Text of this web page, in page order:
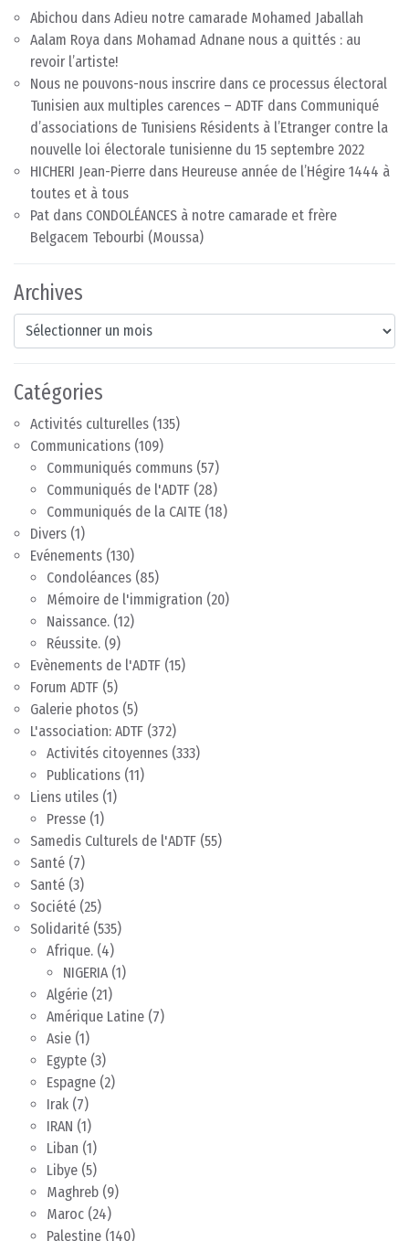
Abichou dans Adieu notre camarade Mohamed Jaballah
Aalam Roya dans Mohamad Adnane nous a quittés : au
revoir l’artiste!
Nous ne pouvons-nous inscrire dans ce processus électoral
Tunisien aux multiples carences – ADTF dans Communiqué
d’associations de Tunisiens Résidents à l’Etranger contre la
nouvelle loi électorale tunisienne du 15 septembre 2022
HICHERI Jean-Pierre dans Heureuse année de l’Hégire 1444 à
toutes et à tous
Pat dans CONDOLÉANCES à notre camarade et frère
Belgacem Tebourbi (Moussa)
Archives
Archives
Catégories
Activités culturelles (135)
Communications (109)
Communiqués communs (57)
Communiqués de l'ADTF (28)
Communiqués de la CAITE (18)
Divers (1)
Evénements (130)
Condoléances (85)
Mémoire de l'immigration (20)
Naissance. (12)
Réussite. (9)
Evènements de l'ADTF (15)
Forum ADTF (5)
Galerie photos (5)
L'association: ADTF (372)
Activités citoyennes (333)
Publications (11)
Liens utiles (1)
Presse (1)
Samedis Culturels de l'ADTF (55)
Santé (7)
Santé (3)
Société (25)
Solidarité (535)
Afrique. (4)
NIGERIA(1)
Algérie (21)
Amérique Latine (7)
Asie (1)
Egypte (3)
Espagne (2)
Irak (7)
IRAN (1)
Liban (1)
Libye (5)
Maghreb (9)
Maroc (24)
Palestine (140)